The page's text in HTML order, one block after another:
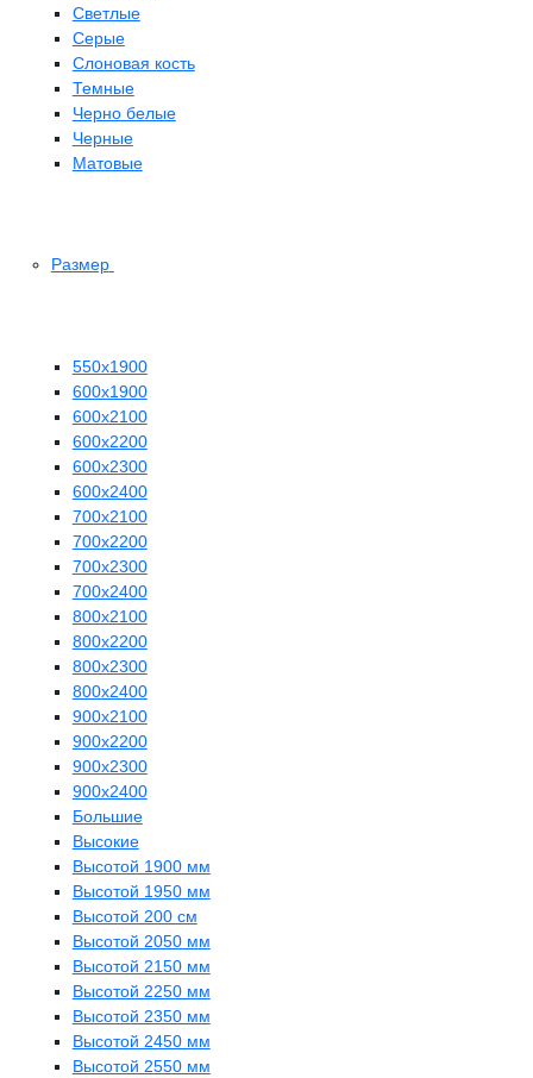
Светлые
Серые
Слоновая кость
Темные
Черно белые
Черные
Матовые
Размер
550х1900
600х1900
600х2100
600х2200
600х2300
600х2400
700х2100
700х2200
700х2300
700х2400
800х2100
800х2200
800х2300
800х2400
900х2100
900х2200
900х2300
900х2400
Большие
Высокие
Высотой 1900 мм
Высотой 1950 мм
Высотой 200 см
Высотой 2050 мм
Высотой 2150 мм
Высотой 2250 мм
Высотой 2350 мм
Высотой 2450 мм
Высотой 2550 мм